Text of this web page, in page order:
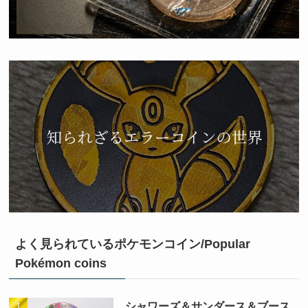
よく見られているポケモンコイン/Popular
Pokémon coins